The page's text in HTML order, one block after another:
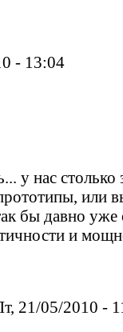
- 13:04
у нас столько
или
бы давно уже
и
21/05/2010 -